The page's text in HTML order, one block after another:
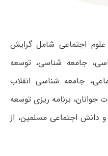
اجتماعی شامل گرایش
جامعه شناسی، توسعه
جامعه شناسی انقلاب
جوانان، برنامه ریزی توسعه
دانش اجتماعی مسلمین، از